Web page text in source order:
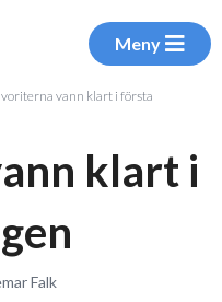
Meny
vann klart i första
klart i
Falk